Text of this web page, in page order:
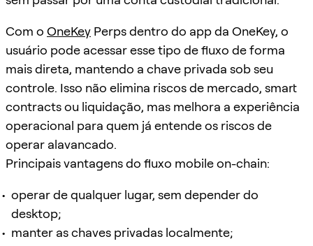
Com o OneKey Perps dentro do app da OneKey, o
usuário pode acessar esse tipo de fluxo de forma
mais direta, mantendo a chave privada sob seu
controle. Isso não elimina riscos de mercado, smart
contracts ou liquidação, mas melhora a experiência
operacional para quem já entende os riscos de
operar alavancado.
Principais vantagens do fluxo mobile on-chain:
operar de qualquer lugar, sem depender do
desktop;
manter as chaves privadas localmente;